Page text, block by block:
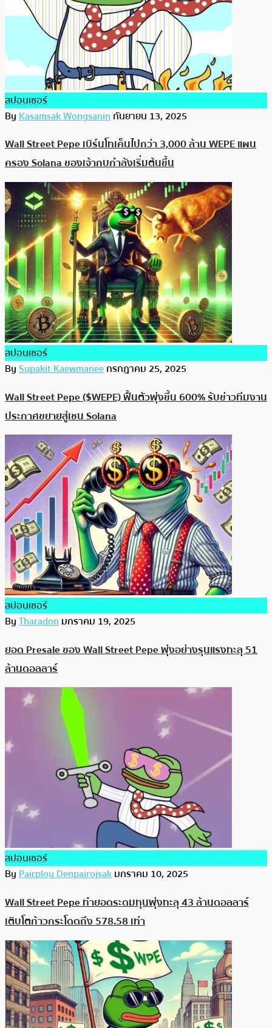
สปอนเซอร์
ByKasamsak Wongsaninกันยายน 13, 2025
Wall Street Pepe เบิร์นโทเค็นไปกว่า 3,000 ล้าน WEPE แผน
ครอง Solana ของเจ้ากบกำลังเริ่มต้นขึ้น
สปอนเซอร์
BySupakit Kaewmaneeกรกฎาคม 25, 2025
Wall Street Pepe ($WEPE) ฟื้นตัวพุ่งขึ้น 600% รับข่าวทีมงาน
ประกาศขยายสู่เชน Solana
สปอนเซอร์
ByTharadonมกราคม 19, 2025
ยอด Presale ของ Wall Street Pepe พุ่งอย่างรุนแรงทะลุ 51
ล้านดอลลาร์
สปอนเซอร์
ByPairploy Denpairojsakมกราคม 10, 2025
Wall Street Pepe ทำยอดระดมทุนพุ่งทะลุ 43 ล้านดอลลาร์
เติบโตก้าวกระโดดถึง 578.58 เท่า